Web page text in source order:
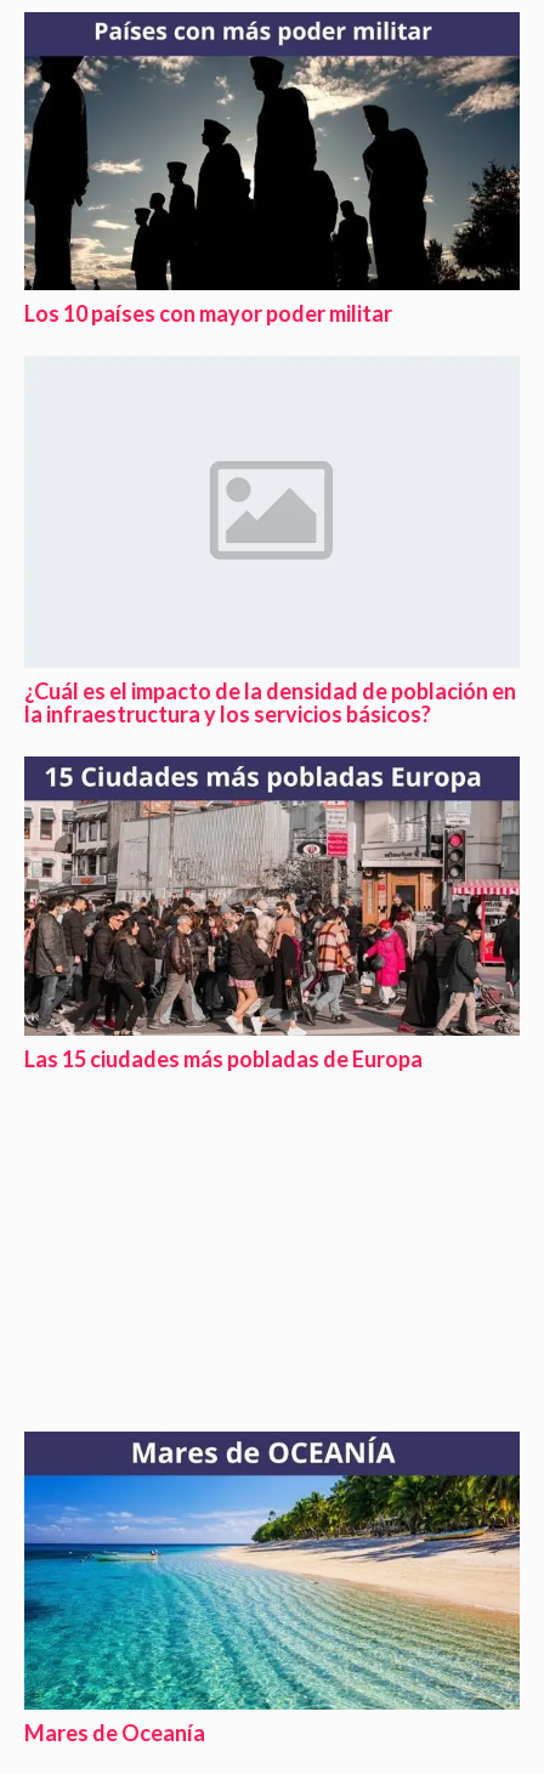
Los 10 países con mayor poder militar
¿Cuál es el impacto de la densidad de población en
la infraestructura y los servicios básicos?
Las 15 ciudades más pobladas de Europa
Mares de Oceanía